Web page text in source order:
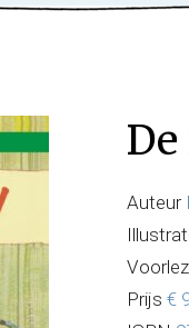
Uw
Auteur
Prijs €